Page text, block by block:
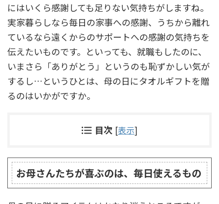
にはいくら感謝しても足りない気持ちがしますね。
実家暮らしなら毎日の家事への感謝、うちから離れ
ているなら遠くからのサポートへの感謝の気持ちを
伝えたいものです。といっても、就職もしたのに、
いまさら「ありがとう」というのも恥ずかしい気が
するし…というひとは、母の日にタオルギフトを贈
るのはいかがですか。
目次 [表示]
お母さんたちが喜ぶのは、毎日使えるもの